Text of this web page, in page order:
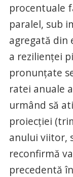
procentuale
paralel, sub
agregată din
a rezilienţei
pronunţate
ratei anuale
urmând să
proiecţiei
anului viitor,
reconfirmă
precedentă